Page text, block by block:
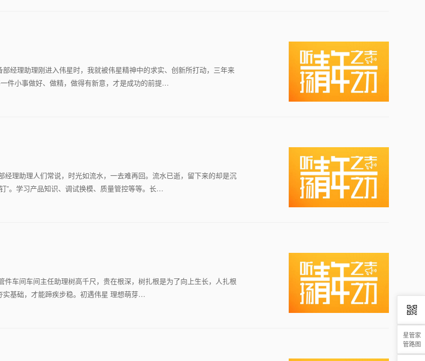
星管家
管路图
经理助理刚进入伟星时，我就被伟星精神中的求实、创新所打动，三年来
件小事做好、做精，做得有新意，才是成功的前提…
理助理人们常说，时光如流水，一去难再回。流水已逝，留下来的却是沉
”。学习产品知识、调试换模、质量管控等等。长…
车间车间主任助理树高千尺，贵在根深，树扎根是为了向上生长，人扎根
实基础，才能蹄疾步稳。初遇伟星 理想萌芽…